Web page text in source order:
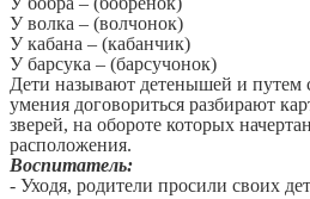
У волка – (волчонок)
У кабана – (кабанчик)
У барсука – (барсучонок)
Дети называют детенышей и путем
умения договориться разбирают
зверей, на обороте которых
расположения.
Воспитатель:
- Уходя, родители просили своих